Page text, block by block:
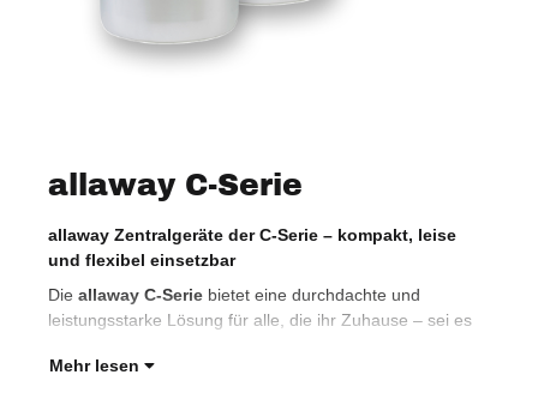
allaway C-Serie
allaway Zentralgeräte der C-Serie – kompakt, leise
und flexibel einsetzbar
Die allaway C-Serie bietet eine durchdachte und
leistungsstarke Lösung für alle, die ihr Zuhause – sei es
Mehr lesen